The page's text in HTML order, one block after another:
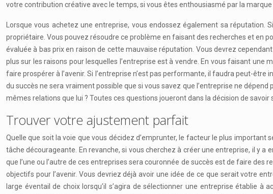
votre contribution créative avec le temps, si vous êtes enthousiasmé par la
Lorsque vous achetez une entreprise, vous endossez également sa
propriétaire. Vous pouvez résoudre ce problème en faisant des recherches et en
évaluée à bas prix en raison de cette mauvaise réputation. Vous devrez
plus sur les raisons pour lesquelles l’entreprise est à vendre. En vous faisant une
faire prospérer à l’avenir. Si l’entreprise n’est pas performante, il faudra peut-
du succès ne sera vraiment possible que si vous savez que l’entreprise ne
mêmes relations que lui ? Toutes ces questions joueront dans la décision de
Trouver votre ajustement parfait
Quelle que soit la voie que vous décidez d’emprunter, le facteur le plus important
tâche décourageante. En revanche, si vous cherchez à créer une entreprise, il y a
que l’une ou l’autre de ces entreprises sera couronnée de succès est de faire
objectifs pour l’avenir. Vous devriez déjà avoir une idée de ce que serait votre
large éventail de choix lorsqu’il s’agira de sélectionner une entreprise établie